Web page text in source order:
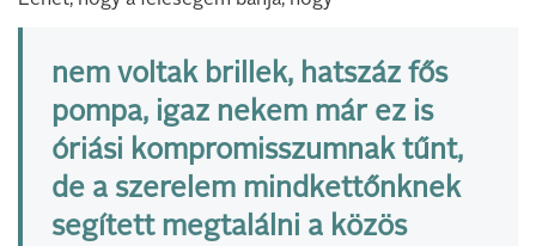
nem voltak brillek, hatszáz fős
pompa, igaz nekem már ez is
óriási kompromisszumnak tűnt,
de a szerelem mindkettőnknek
segített megtalálni a közös